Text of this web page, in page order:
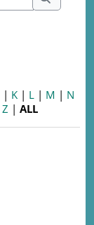
Search
| K | L | M | N
Z | ALL